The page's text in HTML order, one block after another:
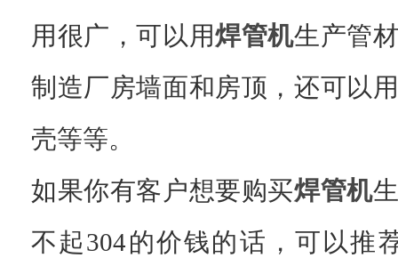
用很广，可以用焊管机生产管
制造厂房墙面和房顶，还可以
壳等等。
如果你有客户想要购买焊管机
不起304的价钱的话，可以推